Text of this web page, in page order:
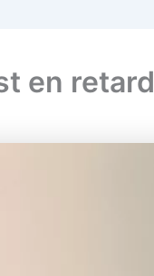
en retard